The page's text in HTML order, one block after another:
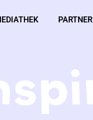
PARTNER